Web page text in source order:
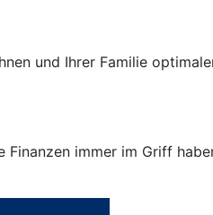
und Ihrer Familie
Finanzen immer im Griff